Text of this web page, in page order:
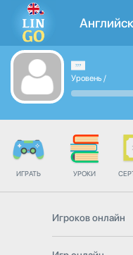
Уровень /
ИГРАТЬ УРОКИ
Игроков онлайн